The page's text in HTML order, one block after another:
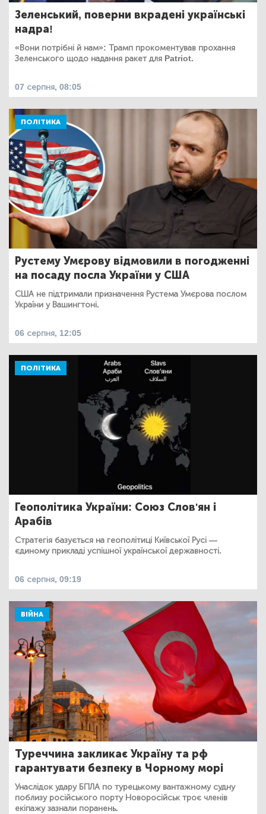
Зеленський, поверни вкрадені українські
надра!
«Вони потрібні й нам»: Трамп прокоментував прохання
Зеленського щодо надання ракет для Patriot.
07 серпня, 08:05
ПОЛІТИКА
Рустему Умєрову відмовили в погодженні
на посаду посла України у США
США не підтримали призначення Рустема Умєрова послом
України у Вашингтоні.
06 серпня, 12:05
ПОЛІТИКА
Геополітика України: Союз Слов'ян і
Арабів
Стратегія базується на геополітиці Київської Русі —
єдиному прикладі успішної української державності.
06 серпня, 09:19
ВІЙНА
Туреччина закликає Україну та рф
гарантувати безпеку в Чорному морі
Унаслідок удару БПЛА по турецькому вантажному судну
поблизу російського порту Новоросійськ троє членів
екіпажу зазнали поранень.